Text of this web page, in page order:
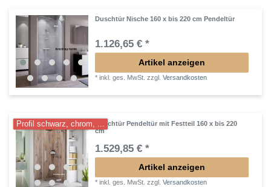
Duschtür Nische 160 x bis 220 cm Pendeltür
1.126,65 € *
Artikel anzeigen
*inkl. ges. MwSt. zzgl.Versandkosten
Profil schwarz, chrom, ...Duschtür Pendeltür mit Festteil 160 x bis 220
cm
1.529,85 € *
Artikel anzeigen
*inkl. ges. MwSt. zzgl.Versandkosten